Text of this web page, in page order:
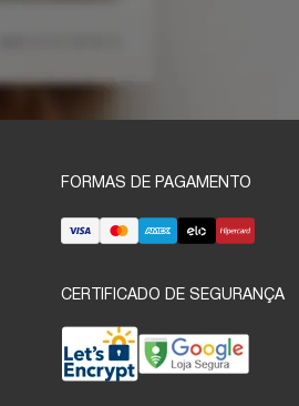
FORMAS DE PAGAMENTO
CERTIFICADO DE SEGURANÇA